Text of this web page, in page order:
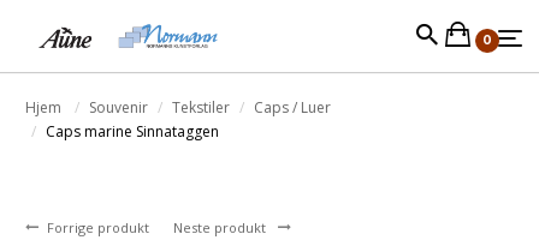
0
Hjem Souvenir Tekstiler
Caps / Luer
Caps marine Sinnataggen
Forrige produkt Neste produkt